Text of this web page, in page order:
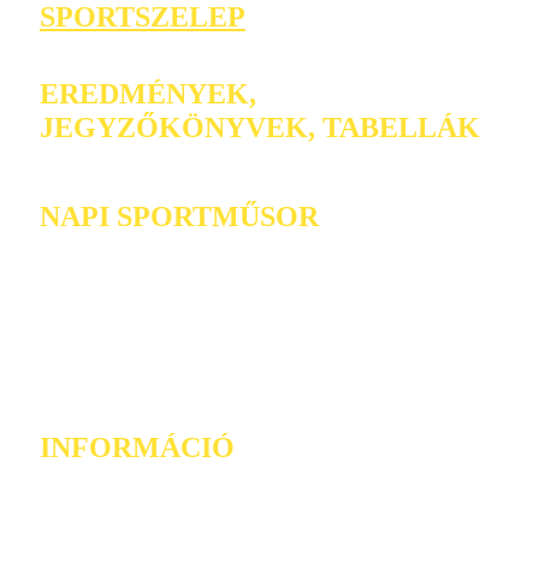
SPORTSZELEP
EREDMÉNYEK,
JEGYZŐKÖNYVEK, TABELLÁK
NAPI SPORTMŰSOR
INFORMÁCIÓ